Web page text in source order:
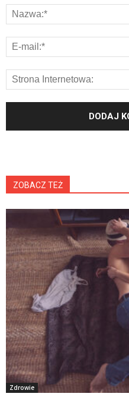
ZOBACZ TEŻ
Zdrowie